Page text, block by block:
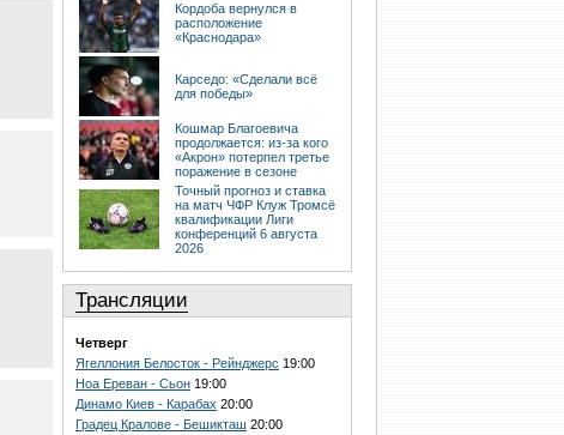
Кордоба вернулся в
расположение
«Краснодара»
Карседо: «Сделали всё
для победы»
Кошмар Благоевича
продолжается: из-за кого
«Акрон» потерпел третье
поражение в сезоне
Точный прогноз и ставка
на матч ЧФР Клуж Тромсё
квалификации Лиги
конференций 6 августа
2026
Трансляции
Четверг
Ягеллония Белосток - Рейнджерс 19:00
Ноа Ереван - Сьон 19:00
Динамо Киев - Карабах 20:00
Градец Кралове - Бешикташ 20:00